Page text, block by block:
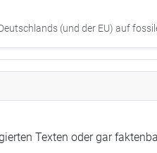
(und der EU) auf
Texten oder gar